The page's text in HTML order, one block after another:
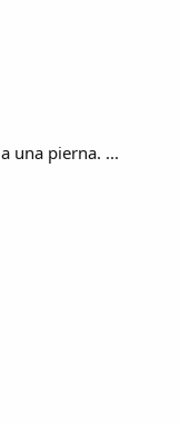
una pierna. ...